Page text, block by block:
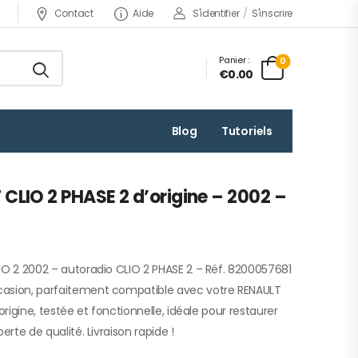
Contact Aide S'identifier / S'inscrire
Panier :
€0.00
0
Blog
Tutoriels
2 PHASE 2 d’origine – 2002 –
2 2002 – autoradio CLIO 2 PHASE 2 – Réf. 8200057681
parfaitement compatible avec votre RENAULT
testée et fonctionnelle, idéale pour restaurer
de qualité. Livraison rapide !